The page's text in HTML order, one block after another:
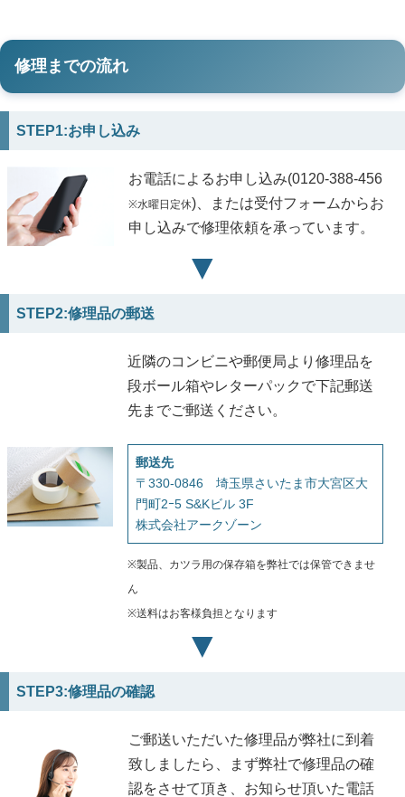
修理までの流れ
STEP1:お申し込み
お電話によるお申し込み(0120-388-456
※水曜日定休)、または受付フォームからお
申し込みで修理依頼を承っています。
▼
STEP2:修理品の郵送
近隣のコンビニや郵便局より修理品を
段ボール箱やレターパックで下記郵送
先までご郵送ください。
郵送先
〒330-0846 埼玉県さいたま市大宮区大
門町2ｰ5 S&Kビル 3F
株式会社アークゾーン
※製品、カツラ用の保存箱を弊社では保管できませ
ん
※送料はお客様負担となります
▼
STEP3:修理品の確認
ご郵送いただいた修理品が弊社に到着
致しましたら、まず弊社で修理品の確
認をさせて頂き、お知らせ頂いた電話